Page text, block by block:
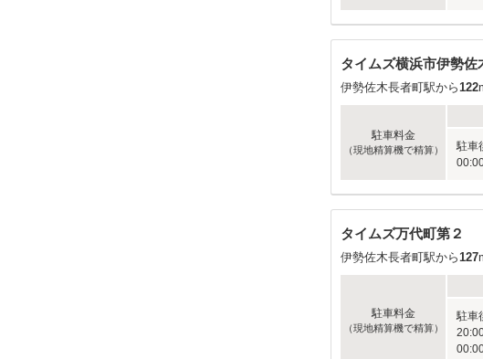
タイムズ横浜市伊勢
伊勢佐木長者町駅から122
駐車料金
（現地精算機で精算）
駐車
タイムズ万代町第２
伊勢佐木長者町駅から127
駐車料金
（現地精算機で精算）
駐車